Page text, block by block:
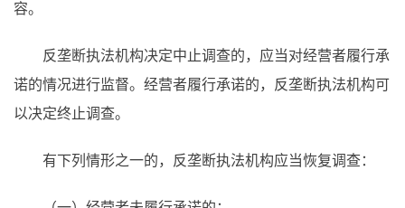
容。
反垄断执法机构决定中止调查的，应当对经营者履行承
诺的情况进行监督。经营者履行承诺的，反垄断执法机构可
以决定终止调查。
有下列情形之一的，反垄断执法机构应当恢复调查：